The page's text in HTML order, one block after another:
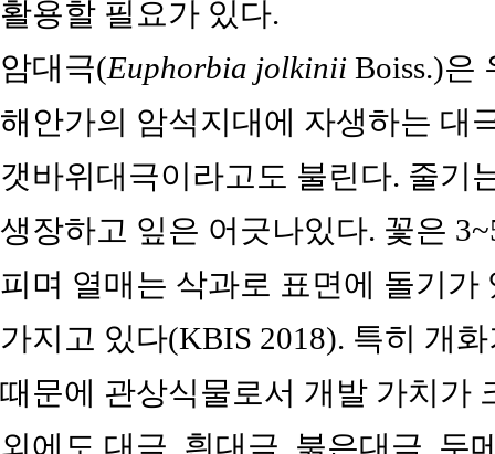
활용할 필요가 있다.
암대극(Euphorbia jolkinii Boiss.)은
해안가의 암석지대에 자생하는 대
갯바위대극이라고도 불린다. 줄기
생장하고 잎은 어긋나있다. 꽃은
피며 열매는 삭과로 표면에 돌기
가지고 있다(KBIS 2018). 특히 개
때문에 관상식물로서 개발 가치가
외에도 대극, 흰대극, 붉은대극, 두